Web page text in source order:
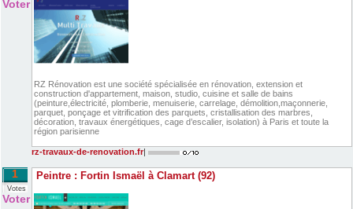
Voter
RZ Rénovation est une société spécialisée en rénovation, extension et
construction d'appartement, maison, studio, cuisine et salle de bains
(peinture,électricité, plomberie, menuiserie, carrelage, démolition,maçonnerie,
parquet, ponçage et vitrification des parquets, cristallisation des marbres,
décoration, travaux énergétiques, cage d’escalier, isolation) à Paris et toute la
région parisienne
rz-travaux-de-renovation.fr|
1
Votes
Voter
Peintre : Fortin Ismaël à Clamart (92)